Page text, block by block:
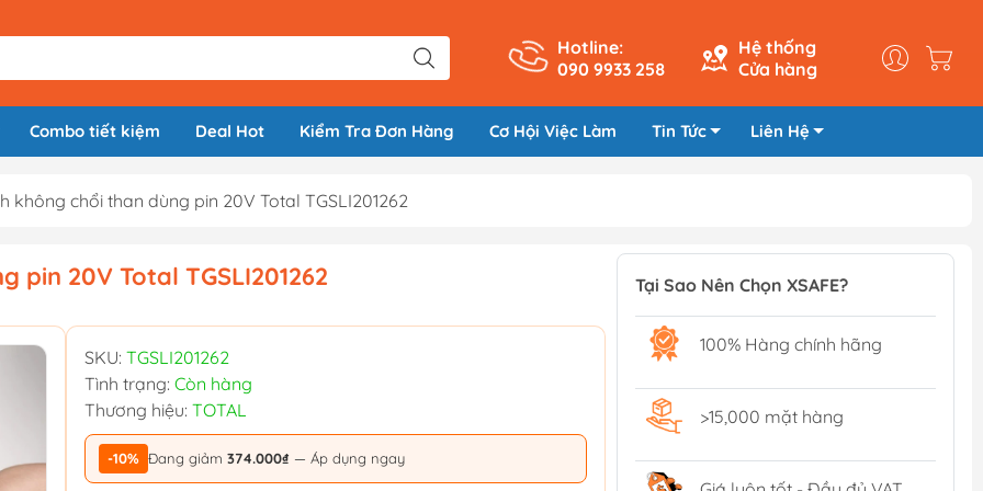
Hotline:
090 9933 258
Hệ thống
Cửa hàng
Combo tiết kiệm Deal Hot Kiểm Tra Đơn Hàng Cơ Hội Việc Làm Tin Tức Liên Hệ
không chổi than dùng pin 20V Total TGSLI201262
pin 20V Total TGSLI201262
SKU: TGSLI201262
Tình trạng: Còn hàng
Thương hiệu: TOTAL
-10% Đang giảm 374.000₫ — Áp dụng ngay
Tại Sao Nên Chọn XSAFE?
100% Hàng chính hãng
>15,000 mặt hàng